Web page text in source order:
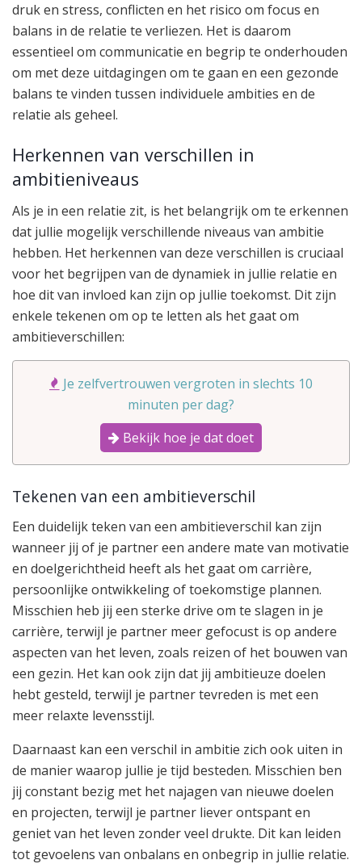
druk en stress, conflicten en het risico om focus en
balans in de relatie te verliezen. Het is daarom
essentieel om communicatie en begrip te onderhouden
om met deze uitdagingen om te gaan en een gezonde
balans te vinden tussen individuele ambities en de
relatie als geheel.
Herkennen van verschillen in
ambitieniveaus
Als je in een relatie zit, is het belangrijk om te erkennen
dat jullie mogelijk verschillende niveaus van ambitie
hebben. Het herkennen van deze verschillen is cruciaal
voor het begrijpen van de dynamiek in jullie relatie en
hoe dit van invloed kan zijn op jullie toekomst. Dit zijn
enkele tekenen om op te letten als het gaat om
ambitieverschillen:
Je zelfvertrouwen vergroten in slechts 10
minuten per dag?
Bekijk hoe je dat doet
Tekenen van een ambitieverschil
Een duidelijk teken van een ambitieverschil kan zijn
wanneer jij of je partner een andere mate van motivatie
en doelgerichtheid heeft als het gaat om carrière,
persoonlijke ontwikkeling of toekomstige plannen.
Misschien heb jij een sterke drive om te slagen in je
carrière, terwijl je partner meer gefocust is op andere
aspecten van het leven, zoals reizen of het bouwen van
een gezin. Het kan ook zijn dat jij ambitieuze doelen
hebt gesteld, terwijl je partner tevreden is met een
meer relaxte levensstijl.
Daarnaast kan een verschil in ambitie zich ook uiten in
de manier waarop jullie je tijd besteden. Misschien ben
jij constant bezig met het najagen van nieuwe doelen
en projecten, terwijl je partner liever ontspant en
geniet van het leven zonder veel drukte. Dit kan leiden
tot gevoelens van onbalans en onbegrip in jullie relatie.